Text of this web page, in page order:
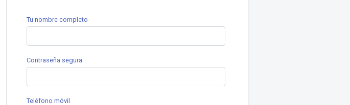
Tu nombre completo
Contraseña segura
Teléfono móvil